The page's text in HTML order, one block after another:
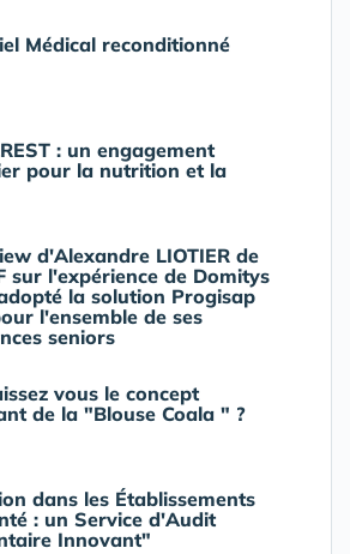
Médical reconditionné
: un engagement
pour la nutrition et la
d'Alexandre LIOTIER de
sur l'expérience de Domitys
la solution Progisap
l'ensemble de ses
seniors
vous le concept
de la "Blouse Coala " ?
dans les Établissements
: un Service d'Audit
Innovant"